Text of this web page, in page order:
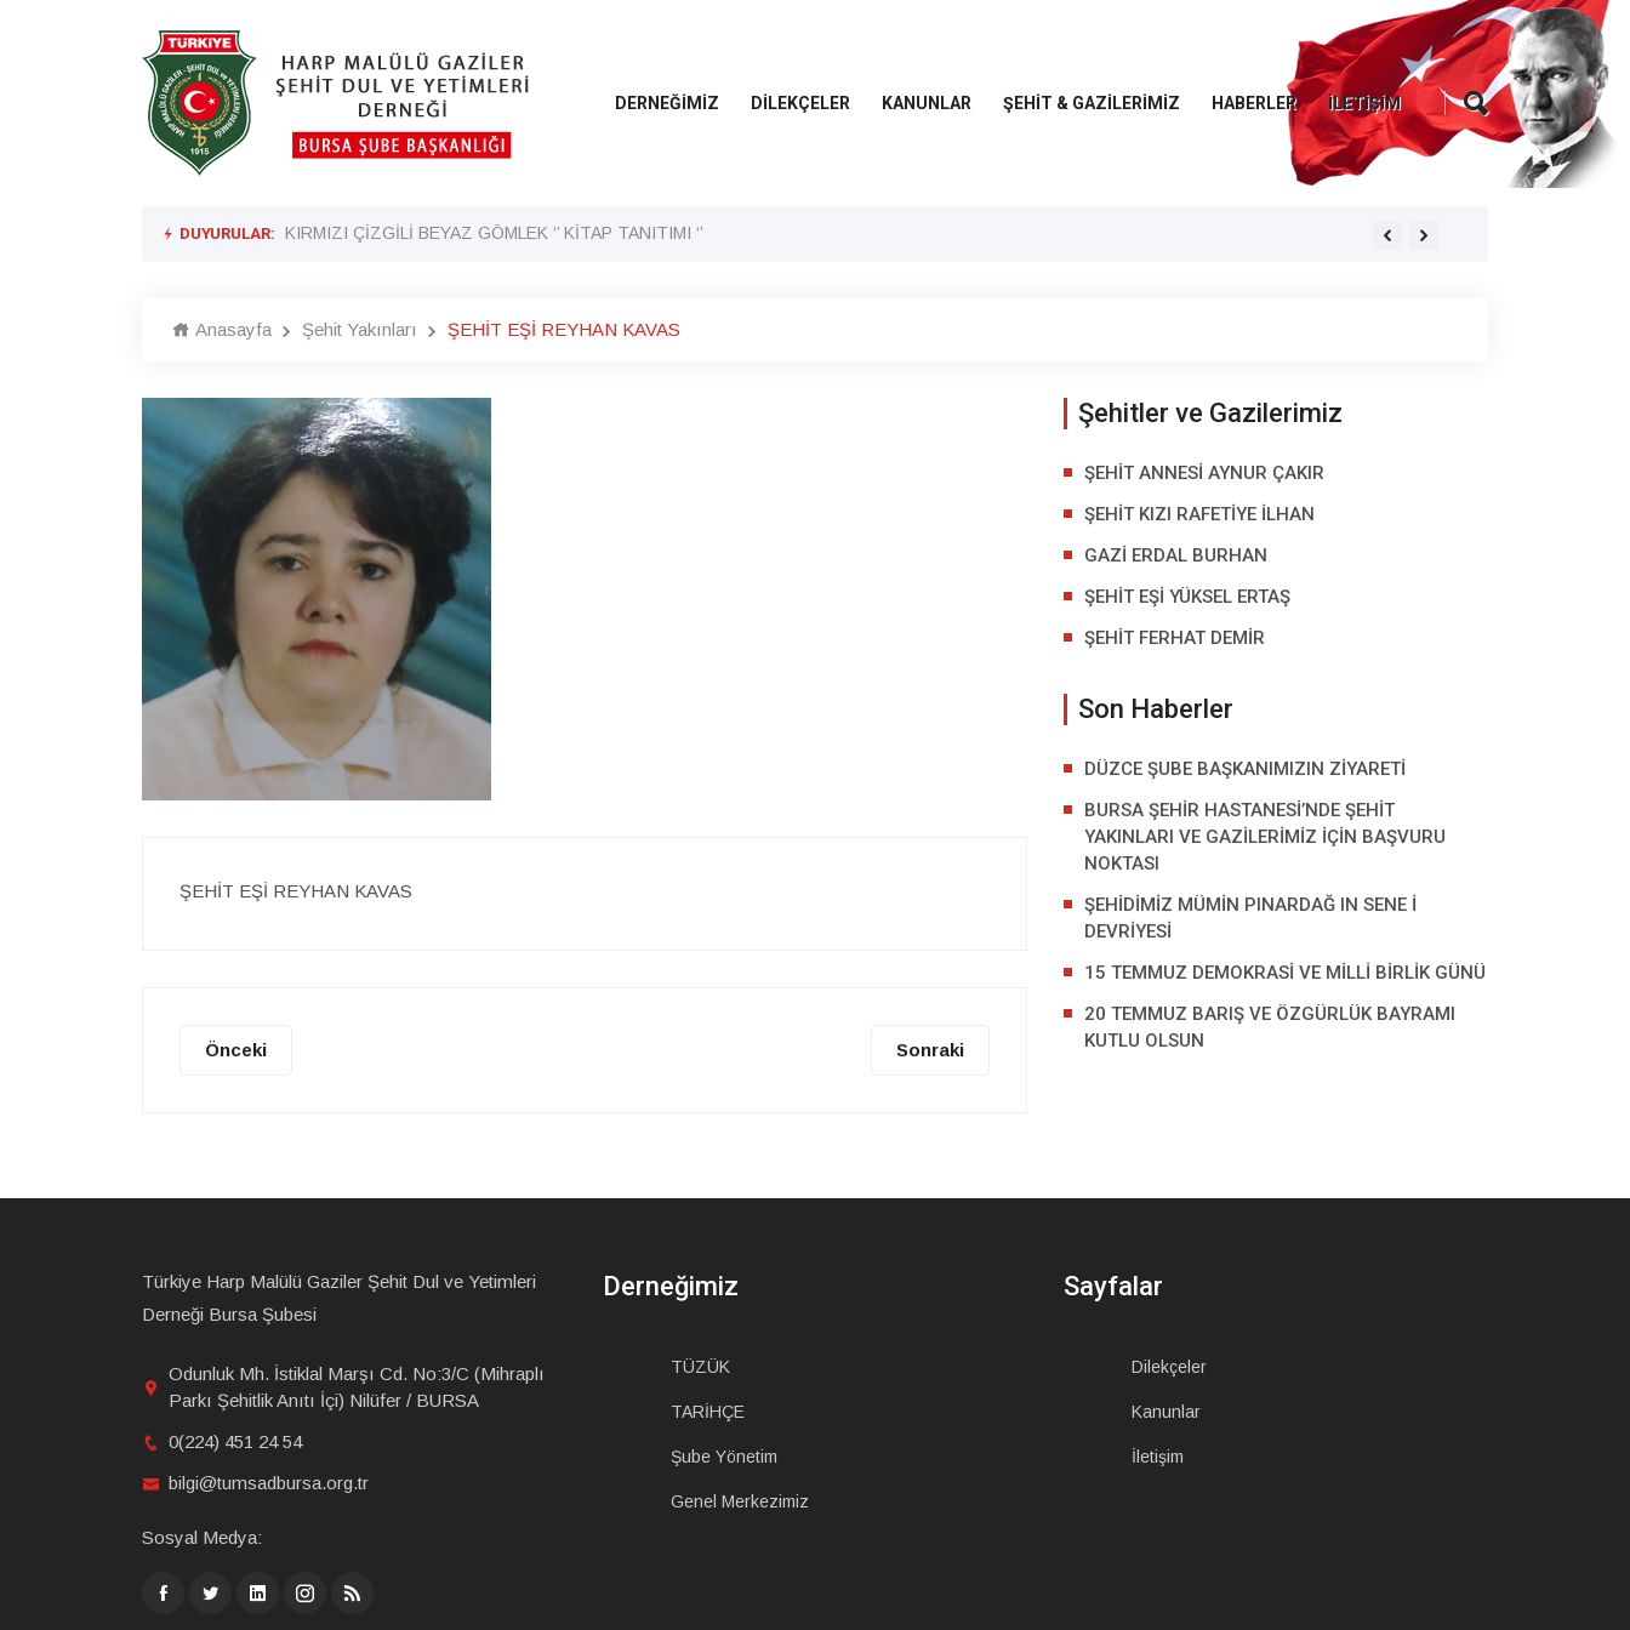
DERNEĞİMİZ DİLEKÇELER KANUNLAR ŞEHİT & GAZİLERİMİZ HABERLER İLETIŞIM
DUYURULAR: KIRMIZI ÇİZGİLİ BEYAZ GÖMLEK ‘’ KİTAP TANITIMI ‘’ MİLLÎ SAVUNMA BAKANLIĞI
Anasayfa Şehit Yakınları ŞEHİT EŞİ REYHAN KAVAS
ŞEHİT EŞİ REYHAN KAVAS
Önceki Sonraki
Şehitler ve Gazilerimiz
ŞEHİT ANNESİ AYNUR ÇAKIR
ŞEHİT KIZI RAFETİYE İLHAN
GAZİ ERDAL BURHAN
ŞEHİT EŞİ YÜKSEL ERTAŞ
ŞEHİT FERHAT DEMİR
Son Haberler
DÜZCE ŞUBE BAŞKANIMIZIN ZİYARETİ
BURSA ŞEHİR HASTANESİ’NDE ŞEHİT
YAKINLARI VE GAZİLERİMİZ İÇİN BAŞVURU
NOKTASI
ŞEHİDİMİZ MÜMİN PINARDAĞ IN SENE İ
DEVRİYESİ
15 TEMMUZ DEMOKRASİ VE MİLLİ BİRLİK GÜNÜ
20 TEMMUZ BARIŞ VE ÖZGÜRLÜK BAYRAMI
KUTLU OLSUN
Türkiye Harp Malülü Gaziler Şehit Dul ve Yetimleri
Derneği Bursa Şubesi
Odunluk Mh. İstiklal Marşı Cd. No:3/C (Mihraplı
Parkı Şehitlik Anıtı İçi) Nilüfer / BURSA
0(224) 451 24 54
bilgi@tumsadbursa.org.tr
Sosyal Medya:
Derneğimiz
TÜZÜK
TARİHÇE
Şube Yönetim
Genel Merkezimiz
Sayfalar
Dilekçeler
Kanunlar
İletişim